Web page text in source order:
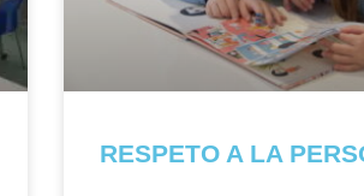
RESPETO A LA